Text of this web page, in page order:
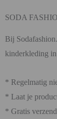
SODA
Bij
kinderkleding
* Regelmatig
* Laat je
* Gratis